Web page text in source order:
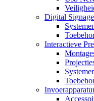
Digital Signage
Interactieve